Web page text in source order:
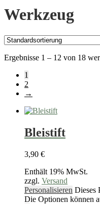
Werkzeug
Ergebnisse 1 – 12 von 18
1
2
→
Bleistift
3,90 €
Enthält 19% MwSt.
zzgl. Versand
Personalisieren Dieses
Die Optionen können